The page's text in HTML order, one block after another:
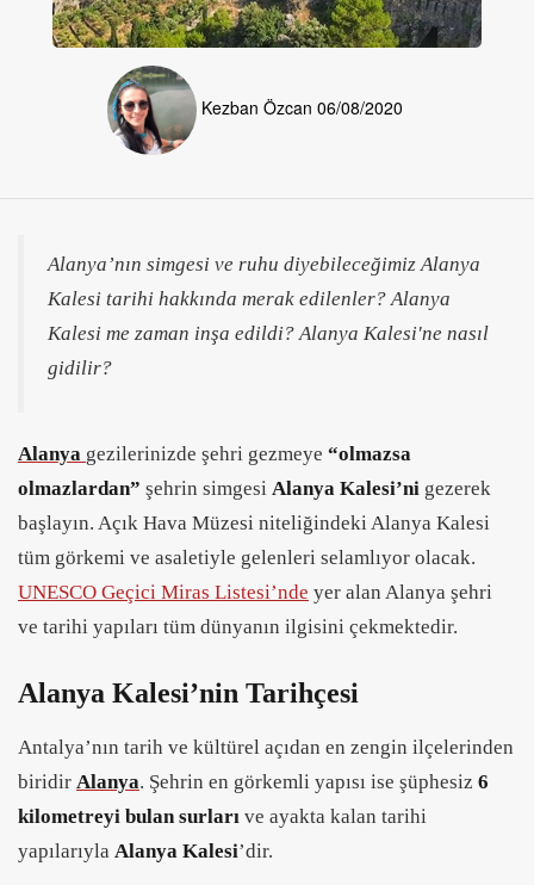
Kezban Özcan 06/08/2020
Alanya’nın simgesi ve ruhu diyebileceğimiz Alanya
Kalesi tarihi hakkında merak edilenler? Alanya
Kalesi me zaman inşa edildi? Alanya Kalesi'ne nasıl
gidilir?
Alanya gezilerinizde şehri gezmeye “olmazsa
olmazlardan” şehrin simgesi Alanya Kalesi’ni gezerek
başlayın. Açık Hava Müzesi niteliğindeki Alanya Kalesi
tüm görkemi ve asaletiyle gelenleri selamlıyor olacak.
UNESCO Geçici Miras Listesi’nde yer alan Alanya şehri
ve tarihi yapıları tüm dünyanın ilgisini çekmektedir.
Alanya Kalesi’nin Tarihçesi
Antalya’nın tarih ve kültürel açıdan en zengin ilçelerinden
biridir Alanya. Şehrin en görkemli yapısı ise şüphesiz 6
kilometreyi bulan surları ve ayakta kalan tarihi
yapılarıyla Alanya Kalesi’dir.